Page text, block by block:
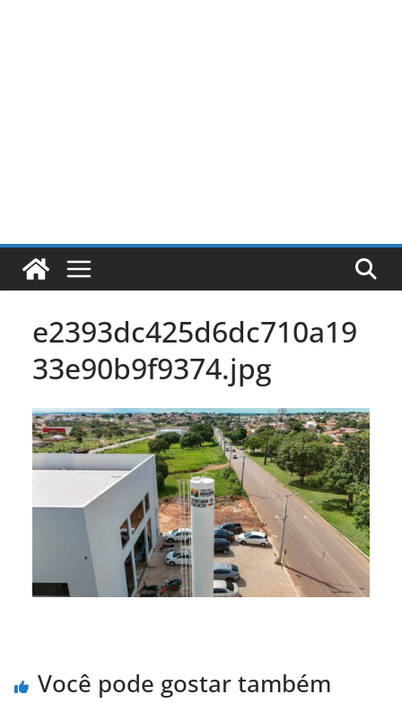
e2393dc425d6dc710a19
33e90b9f9374.jpg
Você pode gostar também